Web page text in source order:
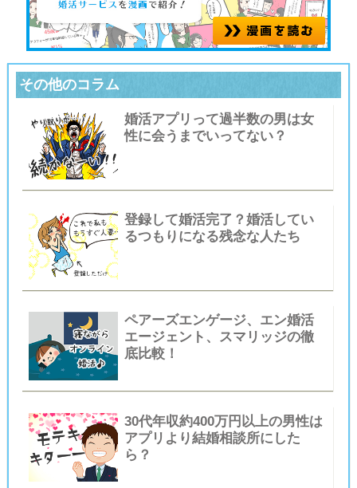
その他のコラム
婚活アプリって過半数の男は女
性に会うまでいってない？
登録して婚活完了？婚活してい
るつもりになる残念な人たち
ペアーズエンゲージ、エン婚活
エージェント、スマリッジの徹
底比較！
30代年収約400万円以上の男性は
アプリより結婚相談所にした
ら？